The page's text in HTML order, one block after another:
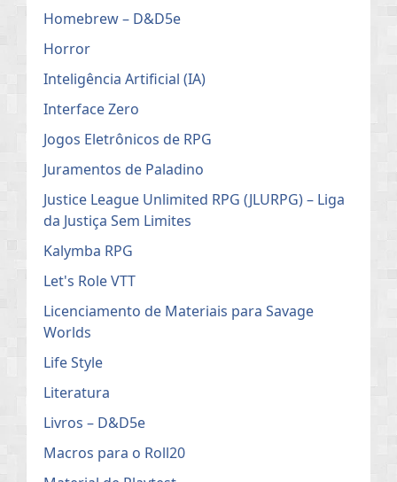
Homebrew – D&D5e
Horror
Inteligência Artificial (IA)
Interface Zero
Jogos Eletrônicos de RPG
Juramentos de Paladino
Justice League Unlimited RPG (JLURPG) – Liga
da Justiça Sem Limites
Kalymba RPG
Let's Role VTT
Licenciamento de Materiais para Savage
Worlds
Life Style
Literatura
Livros – D&D5e
Macros para o Roll20